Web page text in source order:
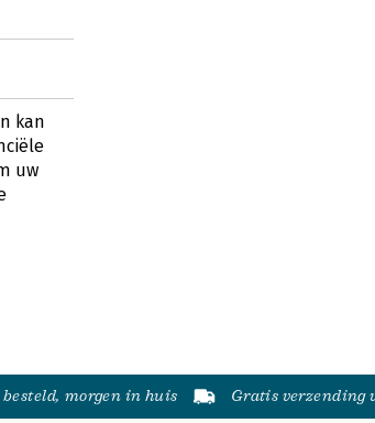
kan
uw
morgen in huis Gratis verzending